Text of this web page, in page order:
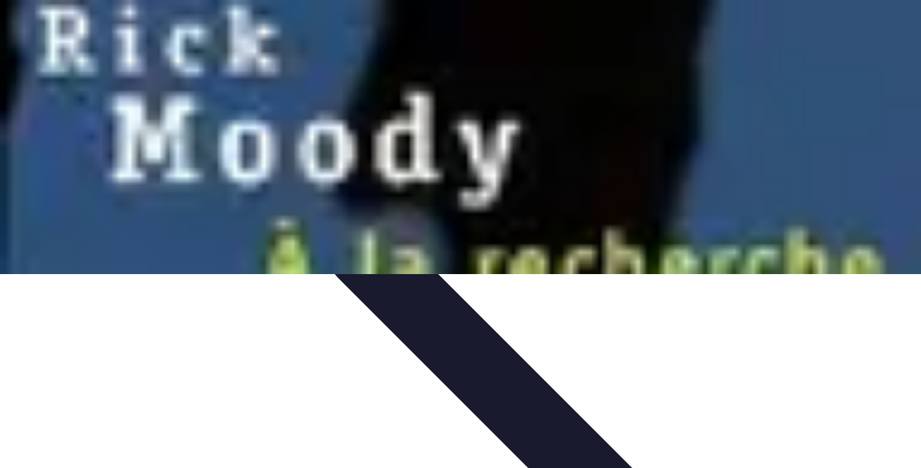
Trouver un Serrurier
Conseils pratiques
Choisir un serrurier Recherche de serrurierConseils et Astuces
Trouver un Serrurier